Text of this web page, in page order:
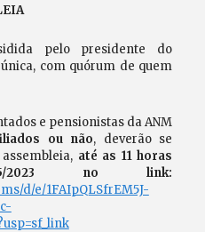
pelo presidente do
com quórum de quem
e pensionistas da ANM
ou não, deverão se
até as 11 horas
05/2023 no link:
d/e/1FAIpQLSfrEM5J-